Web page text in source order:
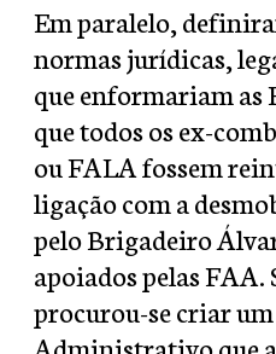
Em paralelo,
normas jurídicas,
que enformariam as
que todos os ex-
ou FALA fossem
ligação com a
pelo Brigadeiro
apoiados pelas
procurou-se criar